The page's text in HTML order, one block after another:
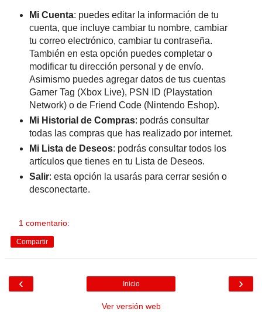
Mi Cuenta: puedes editar la información de tu
cuenta, que incluye cambiar tu nombre, cambiar
tu correo electrónico, cambiar tu contraseña.
También en esta opción puedes completar o
modificar tu dirección personal y de envío.
Asimismo puedes agregar datos de tus cuentas
Gamer Tag (Xbox Live), PSN ID (Playstation
Network) o de Friend Code (Nintendo Eshop).
Mi Historial de Compras: podrás consultar
todas las compras que has realizado por internet.
Mi Lista de Deseos: podrás consultar todos los
artículos que tienes en tu Lista de Deseos.
Salir: esta opción la usarás para cerrar sesión o
desconectarte.
1 comentario:
Compartir
‹ ›
Inicio
Ver versión web